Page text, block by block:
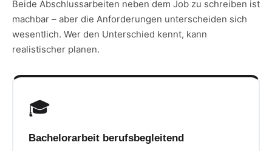
Beide Abschlussarbeiten neben dem Job zu schreiben ist
machbar – aber die Anforderungen unterscheiden sich
wesentlich. Wer den Unterschied kennt, kann
realistischer planen.
🎓
Bachelorarbeit berufsbegleitend